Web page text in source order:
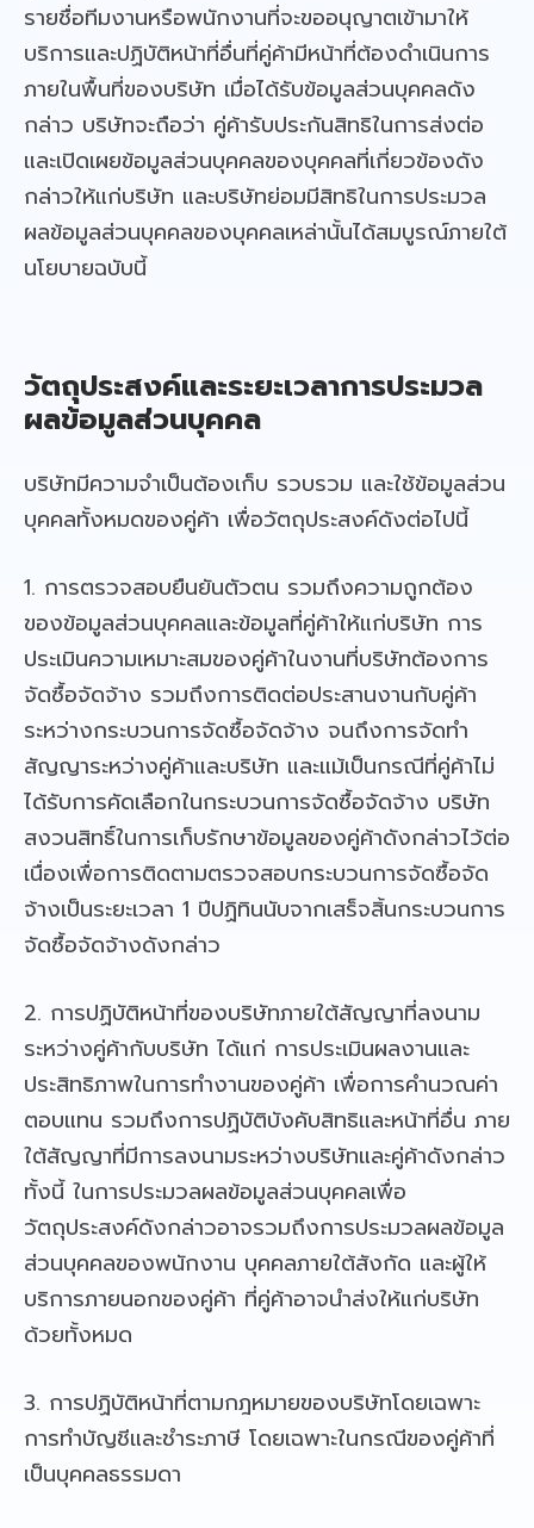
รายชื่อทีมงานหรือพนักงานที่จะขออนุญาตเข้ามาให้
บริการและปฏิบัติหน้าที่อื่นที่คู่ค้ามีหน้าที่ต้องดำเนินการ
ภายในพื้นที่ของบริษัท เมื่อได้รับข้อมูลส่วนบุคคลดัง
กล่าว บริษัทจะถือว่า คู่ค้ารับประกันสิทธิในการส่งต่อ
และเปิดเผยข้อมูลส่วนบุคคลของบุคคลที่เกี่ยวข้องดัง
กล่าวให้แก่บริษัท และบริษัทย่อมมีสิทธิในการประมวล
ผลข้อมูลส่วนบุคคลของบุคคลเหล่านั้นได้สมบูรณ์ภายใต้
นโยบายฉบับนี้
วัตถุประสงค์และระยะเวลาการประมวล
ผลข้อมูลส่วนบุคคล
บริษัทมีความจำเป็นต้องเก็บ รวบรวม และใช้ข้อมูลส่วน
บุคคลทั้งหมดของคู่ค้า เพื่อวัตถุประสงค์ดังต่อไปนี้
1. การตรวจสอบยืนยันตัวตน รวมถึงความถูกต้อง
ของข้อมูลส่วนบุคคลและข้อมูลที่คู่ค้าให้แก่บริษัท การ
ประเมินความเหมาะสมของคู่ค้าในงานที่บริษัทต้องการ
จัดซื้อจัดจ้าง รวมถึงการติดต่อประสานงานกับคู่ค้า
ระหว่างกระบวนการจัดซื้อจัดจ้าง จนถึงการจัดทำ
สัญญาระหว่างคู่ค้าและบริษัท และแม้เป็นกรณีที่คู่ค้าไม่
ได้รับการคัดเลือกในกระบวนการจัดซื้อจัดจ้าง บริษัท
สงวนสิทธิ์ในการเก็บรักษาข้อมูลของคู่ค้าดังกล่าวไว้ต่อ
เนื่องเพื่อการติดตามตรวจสอบกระบวนการจัดซื้อจัด
จ้างเป็นระยะเวลา 1 ปีปฏิทินนับจากเสร็จสิ้นกระบวนการ
จัดซื้อจัดจ้างดังกล่าว
2. การปฏิบัติหน้าที่ของบริษัทภายใต้สัญญาที่ลงนาม
ระหว่างคู่ค้ากับบริษัท ได้แก่ การประเมินผลงานและ
ประสิทธิภาพในการทำงานของคู่ค้า เพื่อการคำนวณค่า
ตอบแทน รวมถึงการปฏิบัติบังคับสิทธิและหน้าที่อื่น ภาย
ใต้สัญญาที่มีการลงนามระหว่างบริษัทและคู่ค้าดังกล่าว
ทั้งนี้ ในการประมวลผลข้อมูลส่วนบุคคลเพื่อ
วัตถุประสงค์ดังกล่าวอาจรวมถึงการประมวลผลข้อมูล
ส่วนบุคคลของพนักงาน บุคคลภายใต้สังกัด และผู้ให้
บริการภายนอกของคู่ค้า ที่คู่ค้าอาจนำส่งให้แก่บริษัท
ด้วยทั้งหมด
3. การปฏิบัติหน้าที่ตามกฎหมายของบริษัทโดยเฉพาะ
การทำบัญชีและชำระภาษี โดยเฉพาะในกรณีของคู่ค้าที่
เป็นบุคคลธรรมดา